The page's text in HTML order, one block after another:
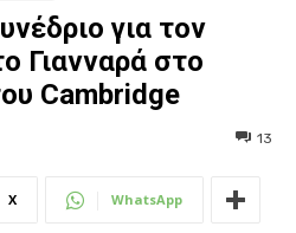
για τον
Γιανναρά στο
Cambridge
13
X WhatsApp